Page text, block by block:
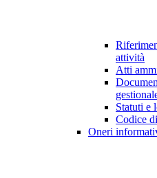
attività
Atti
Statuti e
Codice
Oneri